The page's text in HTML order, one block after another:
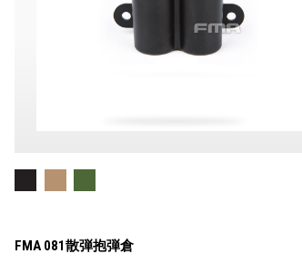
FMA 081散弾抱弾倉